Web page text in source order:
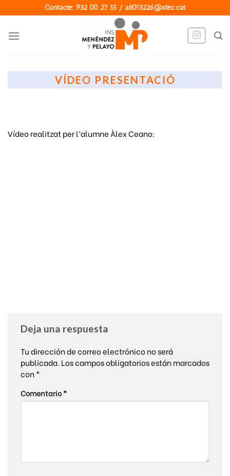
to
content
Contacte: 932 00 27 55 / a8013226@xtec.cat
VÍDEO PRESENTACIÓ
Vídeo realitzat per l’alumne Àlex Ceano:
Deja una respuesta
Tu dirección de correo electrónico no será
publicada. Los campos obligatorios están marcados
con*
Comentario*